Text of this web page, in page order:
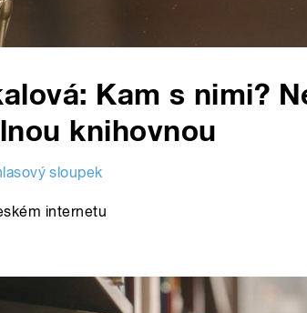
Kam s nimi?
knihovnou
sloupek
internetu